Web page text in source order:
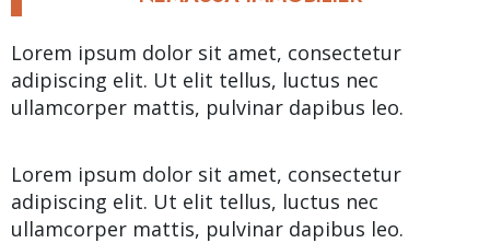
Lorem ipsum dolor sit amet, consectetur
adipiscing elit. Ut elit tellus, luctus nec
ullamcorper mattis, pulvinar dapibus leo.
Lorem ipsum dolor sit amet, consectetur
adipiscing elit. Ut elit tellus, luctus nec
ullamcorper mattis, pulvinar dapibus leo.